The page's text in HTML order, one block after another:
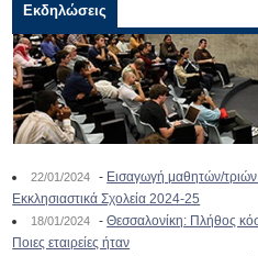
Εκδηλώσεις
22/01/2024 - Εισαγωγή μαθητών/
Εκκλησιαστικά Σχολεία 2024-25
18/01/2024 -Θεσσαλονίκη: Πλήθος
Ποιες εταιρείες ήταν